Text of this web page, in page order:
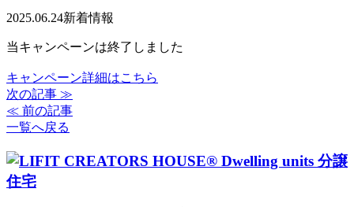
2025.06.24新着情報
当キャンペーンは終了しました
キャンペーン詳細はこちら
次の記事 ≫
≪ 前の記事
一覧へ戻る